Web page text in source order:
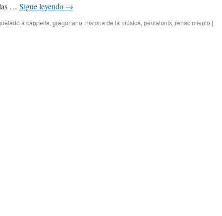
… Sigue leyendo →
a cappella, gregoriano, historia de la música, pentatonix, renacimiento |